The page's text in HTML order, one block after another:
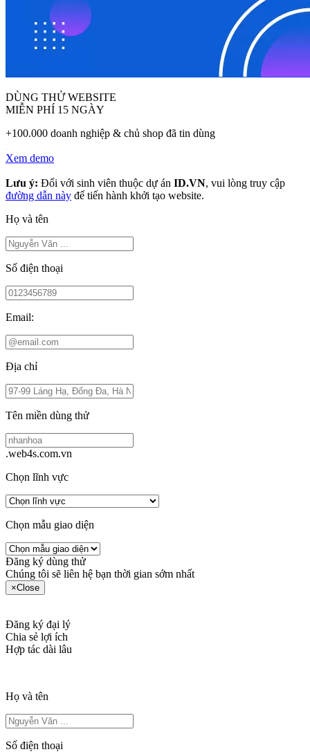
DÙNG THỬ WEBSITE
MIỄN PHÍ 15 NGÀY
+100.000 doanh nghiệp & chủ shop đã tin dùng
Xem demo
Lưu ý: Đối với sinh viên thuộc dự án ID.VN, vui lòng truy cập
đường dẫn này để tiến hành khởi tạo website.
Họ và tên
Số điện thoại
Email:
Địa chỉ
Tên miền dùng thử
.web4s.com.vn
Chọn lĩnh vực
Chọn mẫu giao diện
Đăng ký dùng thử
Chúng tôi sẽ liên hệ bạn thời gian sớm nhất
×Close
Đăng ký đại lý
Chia sẻ lợi ích
Hợp tác dài lâu
Họ và tên
Số điện thoại